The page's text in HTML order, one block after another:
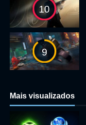
10
9
Mais visualizados